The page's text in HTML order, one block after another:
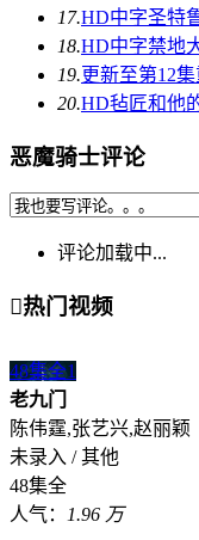
17.HD中字圣特
18.HD中字禁地
19.更新至第12集
20.HD毡匠和他
恶魔骑士评论
评论加载中...
热门视频
48集全1
老九门
陈伟霆,张艺兴,赵丽颖
未录入 / 其他
48集全
人气：
1.96 万